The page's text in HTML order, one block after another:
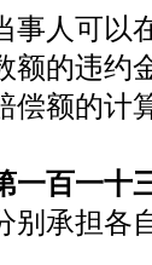
人可以在
额的违约
偿额的计
一百一十
别承担各